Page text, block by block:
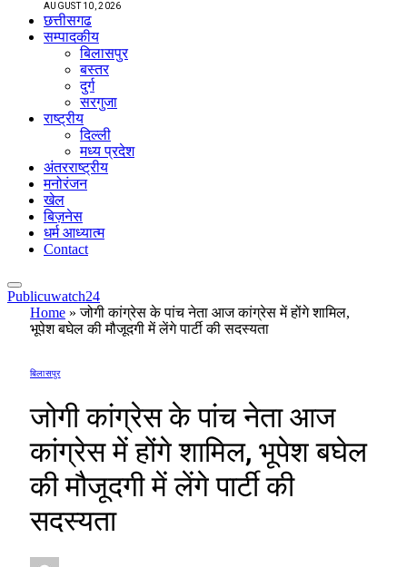
AUGUST 10, 2026
छत्तीसगढ
सम्पादकीय
बिलासपुर
बस्तर
दुर्ग
सरगुजा
राष्ट्रीय
दिल्ली
मध्य प्रदेश
अंतरराष्ट्रीय
मनोरंजन
खेल
बिज़नेस
धर्म आध्यात्म
Contact
Publicuwatch24
Home »जोगी कांग्रेस के पांच नेता आज कांग्रेस में होंगे शामिल,
भूपेश बघेल की मौजूदगी में लेंगे पार्टी की सदस्यता
बिलासपुर
जोगी कांग्रेस के पांच नेता आज
कांग्रेस में होंगे शामिल, भूपेश बघेल
की मौजूदगी में लेंगे पार्टी की
सदस्यता